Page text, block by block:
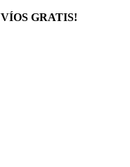
GRATIS!